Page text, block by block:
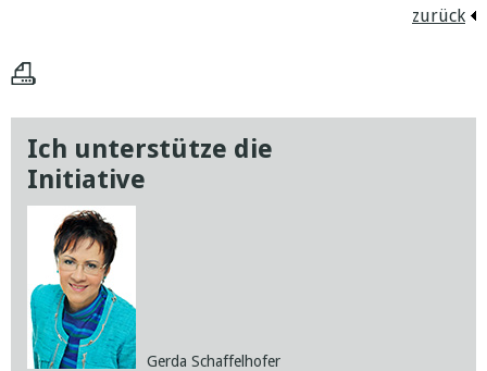
zurück
Ich unterstütze die
Initiative
Gerda Schaffelhofer